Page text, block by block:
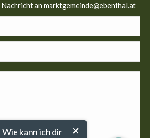
Nachricht an marktgemeinde@ebenthal.at
Wie kann ich dir